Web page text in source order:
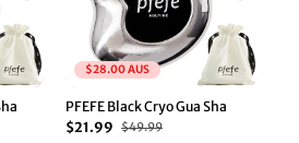
$28.00 AUS
PFEFE Black Cryo Gua Sha
$21.99
$49.99